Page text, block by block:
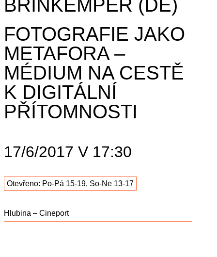
BRINKEMPER (DE)
FOTOGRAFIE JAKO
METAFORA –
MÉDIUM NA CESTĚ
K DIGITÁLNÍ
PŘÍTOMNOSTI
17/6/2017 V 17:30
Otevřeno: Po-Pá 15-19, So-Ne 13-17
Hlubina – Cineport